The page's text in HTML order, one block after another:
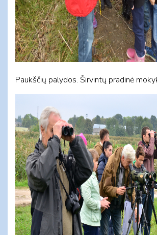
Paukščių palydos. Širvintų pradinė